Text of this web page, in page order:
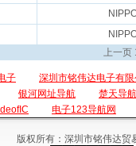
上一页
子
深圳市铭伟达电子有
银河网址导航
楚天导航
电子123导航网
版权所有：深圳市铭伟达